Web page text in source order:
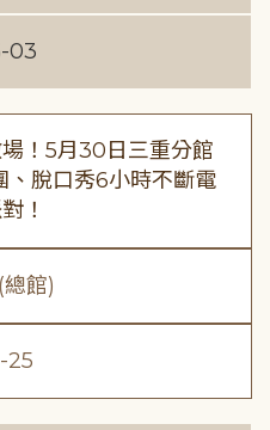
03
場！5月30日三重分館
、脫口秀6小時不斷電
！
館)
25